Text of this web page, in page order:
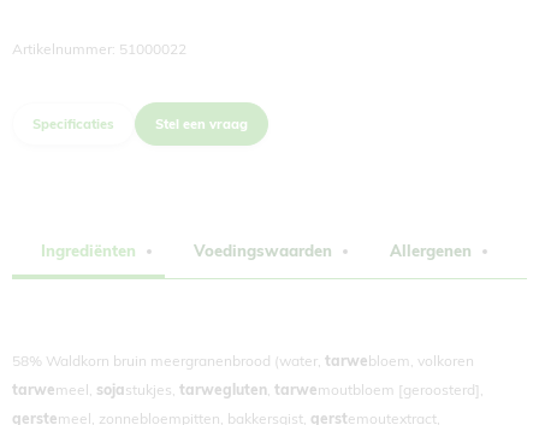
Artikelnummer: 51000022
Specificaties Stel een vraag
Ingrediënten Voedingswaarden Allergenen
58% Waldkorn bruin meergranenbrood (water, tarwebloem, volkoren
tarwemeel, sojastukjes, tarwegluten tarwemoutbloem [geroosterd],
gerstemeel, zonnebloempitten, bakkersgist, gerstemoutextract,